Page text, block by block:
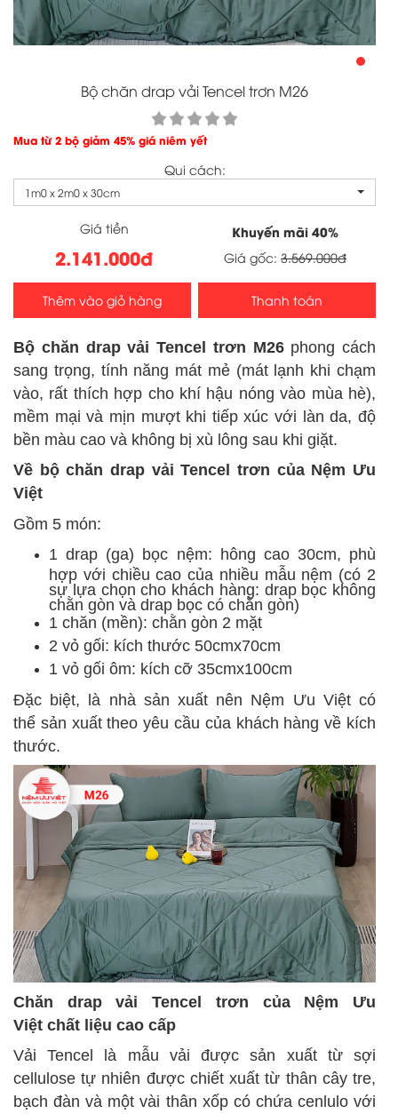
Bộ chăn drap vải Tencel trơn M26
Mua từ 2 bộ giảm 45% giá niêm yết
Qui cách:
1m0 x 2m0 x 30cm
Giá tiền
2.141.000đ
Khuyến mãi40%
Giá gốc: 3.569.000đ
Thêm vào giỏ hàng Thanh toán
Bộ chăn drap vải Tencel trơn M26 phong cách
sang trọng, tính năng mát mẻ (mát lạnh khi chạm
vào, rất thích hợp cho khí hậu nóng vào mùa hè),
mềm mại và mịn mượt khi tiếp xúc với làn da, độ
bền màu cao và không bị xù lông sau khi giặt.
Về bộ chăn drap vải Tencel trơn của Nệm Ưu
Việt
Gồm 5 món:
1 drap (ga) bọc nệm: hông cao 30cm, phù
hợp với chiều cao của nhiều mẫu nệm (có 2
sự lựa chọn cho khách hàng: drap bọc không
chằn gòn và drap bọc có chằn gòn)
1 chăn (mền): chằn gòn 2 mặt
2 vỏ gối: kích thước 50cmx70cm
1 vỏ gối ôm: kích cỡ 35cmx100cm
Đặc biệt, là nhà sản xuất nên Nệm Ưu Việt có
thể sản xuất theo yêu cầu của khách hàng về kích
thước.
Chăn drap vải Tencel trơn của Nệm Ưu
Việt chất liệu cao cấp
Vải Tencel là mẫu vải được sản xuất từ sợi
cellulose tự nhiên được chiết xuất từ thân cây tre,
bạch đàn và một vài thân xốp có chứa cenlulo với